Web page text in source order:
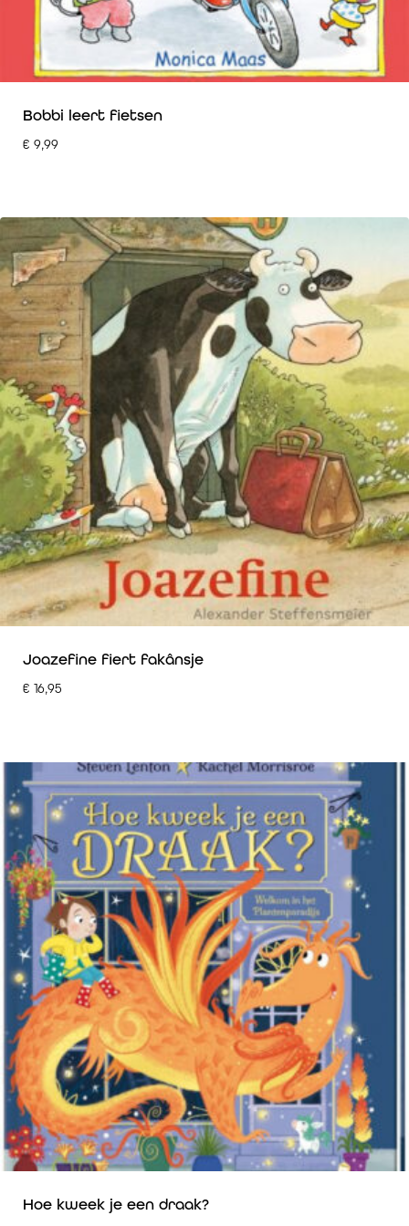
Bobbi leert fietsen
€ 9,99
Joazefine fiert fakânsje
€ 16,95
Hoe kweek je een draak?